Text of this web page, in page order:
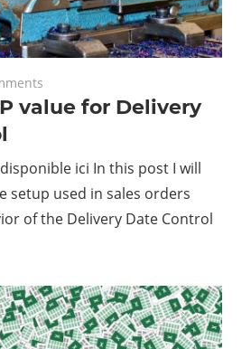
value for Delivery
ici In this post I will
setup used in sales orders
of the Delivery Date Control